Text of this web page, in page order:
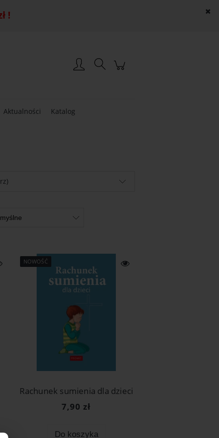
!
Aktualności Katalog
Rachunek sumienia dla dzieci
7,90 zł
Do koszyka
NOWOŚĆ